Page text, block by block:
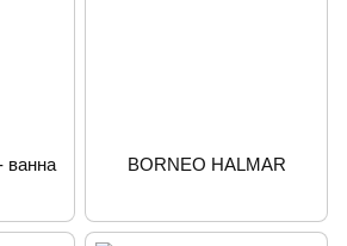
ванна
BORNEO HALMAR